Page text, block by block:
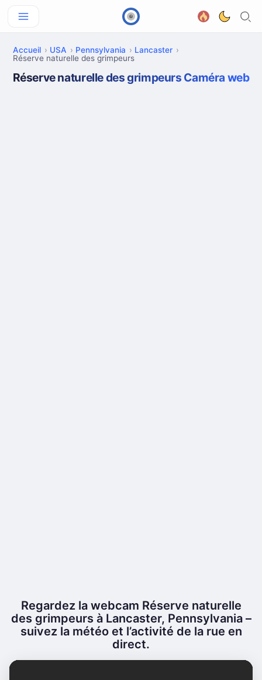
Accueil USA Pennsylvania
Lancaster
Réserve naturelle des grimpeurs
Réserve naturelle des grimpeurs Caméra web
Regardez la webcam Réserve naturelle
des grimpeurs à Lancaster, Pennsylvania –
suivez la météo et l’activité de la rue en
direct.